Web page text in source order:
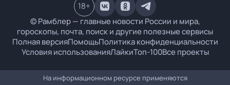
© Рамблер — главные новости России и мира,
гороскопы, почта, поиск и другие полезные сервисы
Полная версияПомощьПолитика конфиденциальности
Условия использованияЛайкиТоп-100Все проекты
18+
На информационном ресурсе применяются